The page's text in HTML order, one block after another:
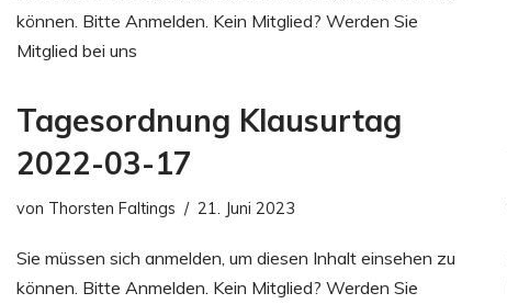
können. Bitte Anmelden. Kein Mitglied? Werden Sie
Mitglied bei uns
Tagesordnung Klausurtag
2022-03-17
von Thorsten Faltings 21. Juni 2023
Sie müssen sich anmelden, um diesen Inhalt einsehen zu
können. Bitte Anmelden. Kein Mitglied? Werden Sie